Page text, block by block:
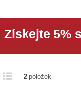
2položek
Získejte 5%